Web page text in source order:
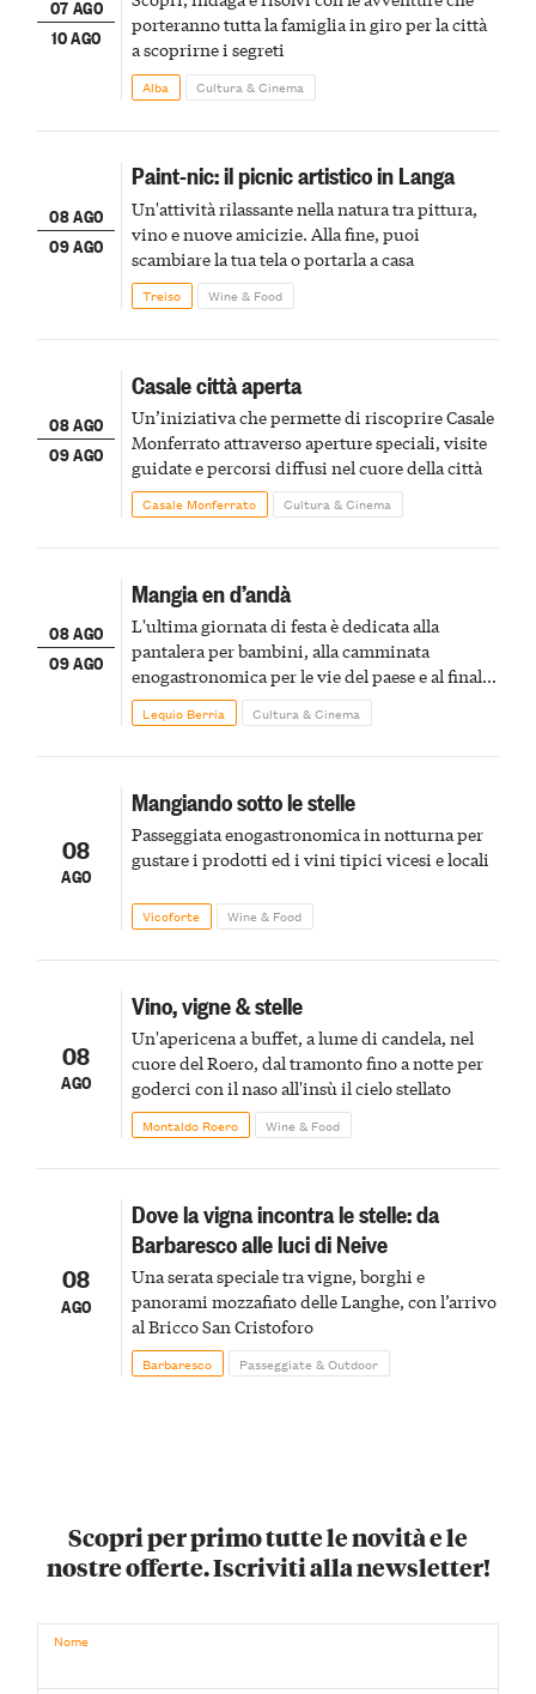
07 AGO
10 AGO
porteranno tutta la famiglia in giro per la città
a scoprirne i segreti
Alba Cultura & Cinema
08 AGO
09 AGO
Paint-nic: il picnic artistico in Langa
Un'attività rilassante nella natura tra pittura,
vino e nuove amicizie. Alla fine, puoi
scambiare la tua tela o portarla a casa
Treiso Wine & Food
08 AGO
09 AGO
Casale città aperta
Un’iniziativa che permette di riscoprire Casale
Monferrato attraverso aperture speciali, visite
guidate e percorsi diffusi nel cuore della città
Casale Monferrato Cultura & Cinema
08 AGO
09 AGO
Mangia en d’andà
L'ultima giornata di festa è dedicata alla
pantalera per bambini, alla camminata
enogastronomica per le vie del paese e al finale
pirotecnico
Lequio Berria Cultura & Cinema
08
AGO
Mangiando sotto le stelle
Passeggiata enogastronomica in notturna per
gustare i prodotti ed i vini tipici vicesi e locali
Vicoforte Wine & Food
08
AGO
Vino, vigne & stelle
Un'apericena a buffet, a lume di candela, nel
cuore del Roero, dal tramonto fino a notte per
goderci con il naso all'insù il cielo stellato
Montaldo Roero Wine & Food
08
AGO
Dove la vigna incontra le stelle: da
Barbaresco alle luci di Neive
Una serata speciale tra vigne, borghi e
panorami mozzafiato delle Langhe, con l’arrivo
al Bricco San Cristoforo
Barbaresco Passeggiate & Outdoor
Scopri per primo tutte le novità e le
nostre offerte. Iscriviti alla newsletter!
Nome